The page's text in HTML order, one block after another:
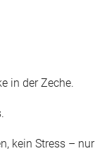
in der Zeche.
kein Stress – nur